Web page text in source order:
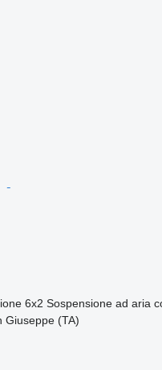
6x2 Sospensione ad aria
Giuseppe (TA)